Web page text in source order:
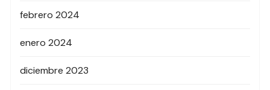
febrero 2024
enero 2024
diciembre 2023